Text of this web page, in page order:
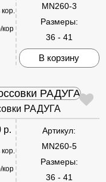
кор
MN260-3
Размеры:
36 - 41
В корзину
РАДУГА
р.
кор
Артикул:
MN260-5
Размеры:
36 - 41